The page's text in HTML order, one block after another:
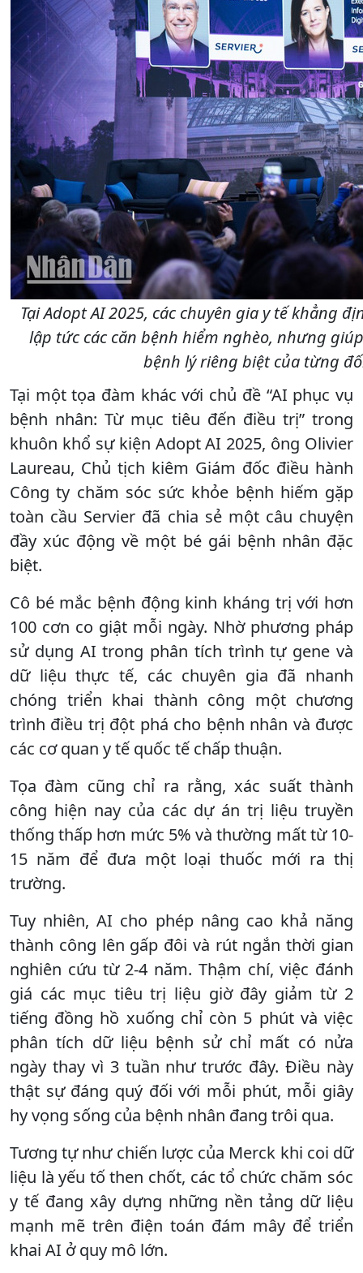
Tại Adopt AI 2025, các chuyên gia y tế khẳng
lập tức các căn bệnh hiểm nghèo, nhưng
bệnh lý riêng biệt của từng
Tại một tọa đàm khác với chủ đề “AI phục vụ
bệnh nhân: Từ mục tiêu đến điều trị” trong
khuôn khổ sự kiện Adopt AI 2025, ông Olivier
Laureau, Chủ tịch kiêm Giám đốc điều hành
Công ty chăm sóc sức khỏe bệnh hiếm gặp
toàn cầu Servier đã chia sẻ một câu chuyện
đầy xúc động về một bé gái bệnh nhân đặc
biệt.
Cô bé mắc bệnh động kinh kháng trị với hơn
100 cơn co giật mỗi ngày. Nhờ phương pháp
sử dụng AI trong phân tích trình tự gene và
dữ liệu thực tế, các chuyên gia đã nhanh
chóng triển khai thành công một chương
trình điều trị đột phá cho bệnh nhân và được
các cơ quan y tế quốc tế chấp thuận.
Tọa đàm cũng chỉ ra rằng, xác suất thành
công hiện nay của các dự án trị liệu truyền
thống thấp hơn mức 5% và thường mất từ 10-
15 năm để đưa một loại thuốc mới ra thị
trường.
Tuy nhiên, AI cho phép nâng cao khả năng
thành công lên gấp đôi và rút ngắn thời gian
nghiên cứu từ 2-4 năm. Thậm chí, việc đánh
giá các mục tiêu trị liệu giờ đây giảm từ 2
tiếng đồng hồ xuống chỉ còn 5 phút và việc
phân tích dữ liệu bệnh sử chỉ mất có nửa
ngày thay vì 3 tuần như trước đây. Điều này
thật sự đáng quý đối với mỗi phút, mỗi giây
hy vọng sống của bệnh nhân đang trôi qua.
Tương tự như chiến lược của Merck khi coi dữ
liệu là yếu tố then chốt, các tổ chức chăm sóc
y tế đang xây dựng những nền tảng dữ liệu
mạnh mẽ trên điện toán đám mây để triển
khai AI ở quy mô lớn.